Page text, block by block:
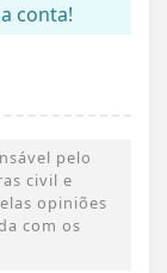
conta!
pelo
civil e
opiniões
com os